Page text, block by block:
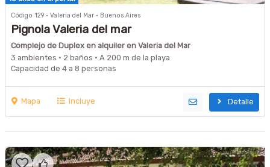
Código 129 · Valeria del Mar · Buenos Aires
Pignola Valeria del mar
Complejo de Duplex en alquiler en Valeria del Mar
3 ambientes · 2 baños · A 200 m de la playa
Capacidad de 4 a 8 personas
Mapa Incluye Detalle